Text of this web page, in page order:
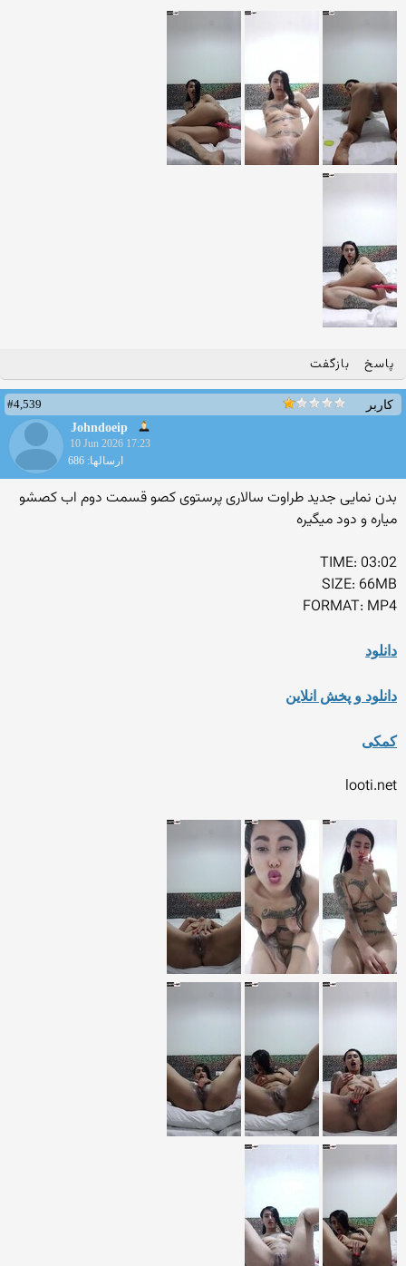
پاسخ بازگفت
کاربر
#4,539
Johndoeip
10 Jun 2026 17:23
ارسالها: 686
بدن نمایی جدید طراوت سالاری پرستوی کصو قسمت دوم اب کصشو
میاره و دود میگیره
TIME: 03:02
SIZE: 66MB
FORMAT: MP4
دانلود
دانلود و پخش انلاین
کمکی
looti.net